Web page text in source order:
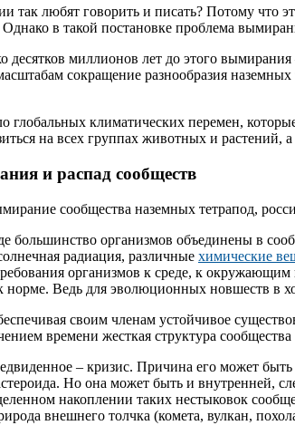
так любят говорить и писать? Потому что
в такой постановке проблема
десятков миллионов лет до этого
сокращение разнообразия
климатических перемен,
на всех группах животных и растений, а
и распад сообществ
сообщества наземных тетрапод,
большинство организмов объединены в
радиация, различные химические
организмов к среде, к
норме. Ведь для эволюционных новшеств в
своим членам устойчивое
времени жесткая структура
– кризис. Причина его может
Но она может быть и внутренней,
накоплении таких нестыковок
внешнего толчка (комета, вулкан,